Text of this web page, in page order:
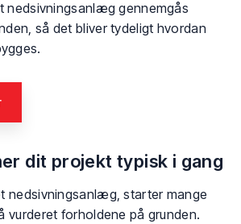
nedsivningsanlæg gennemgås
så det bliver tydeligt hvordan
dit projekt typisk i gang
nedsivningsanlæg, starter mange
vurderet forholdene på grunden.